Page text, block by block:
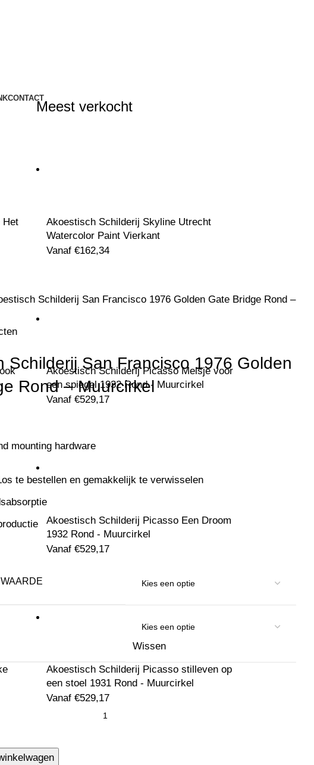
CONTACT
Schilderij San Francisco 1976 Golden Gate Bridge Rond –
Schilderij San Francisco 1976 Golden
Rond – Muurcirkel
mounting hardware
te bestellen en gemakkelijk te verwisselen
Wissen
Het
Meest verkocht
Akoestisch Schilderij Skyline Utrecht
Watercolor Paint Vierkant
Vanaf €162,34
Akoestisch Schilderij Picasso Meisje voor
een spiegel 1932 Rond - Muurcirkel
Vanaf €529,17
Akoestisch Schilderij Picasso Een Droom
1932 Rond - Muurcirkel
Vanaf €529,17
Akoestisch Schilderij Picasso stilleven op
een stoel 1931 Rond - Muurcirkel
Vanaf €529,17